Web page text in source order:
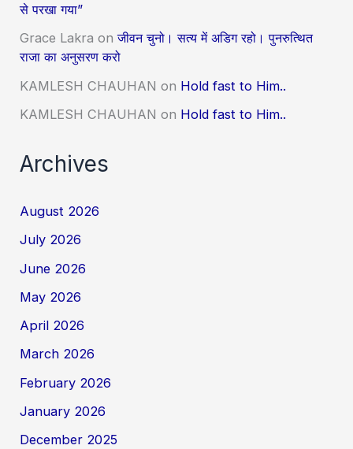
से परखा गया”
Grace Lakra onजीवन चुनो। सत्य में अडिग रहो। पुनरुत्थित
राजा का अनुसरण करो
KAMLESH CHAUHAN on Hold fast to Him..
KAMLESH CHAUHAN on Hold fast to Him..
Archives
August 2026
July 2026
June 2026
May 2026
April 2026
March 2026
February 2026
January 2026
December 2025